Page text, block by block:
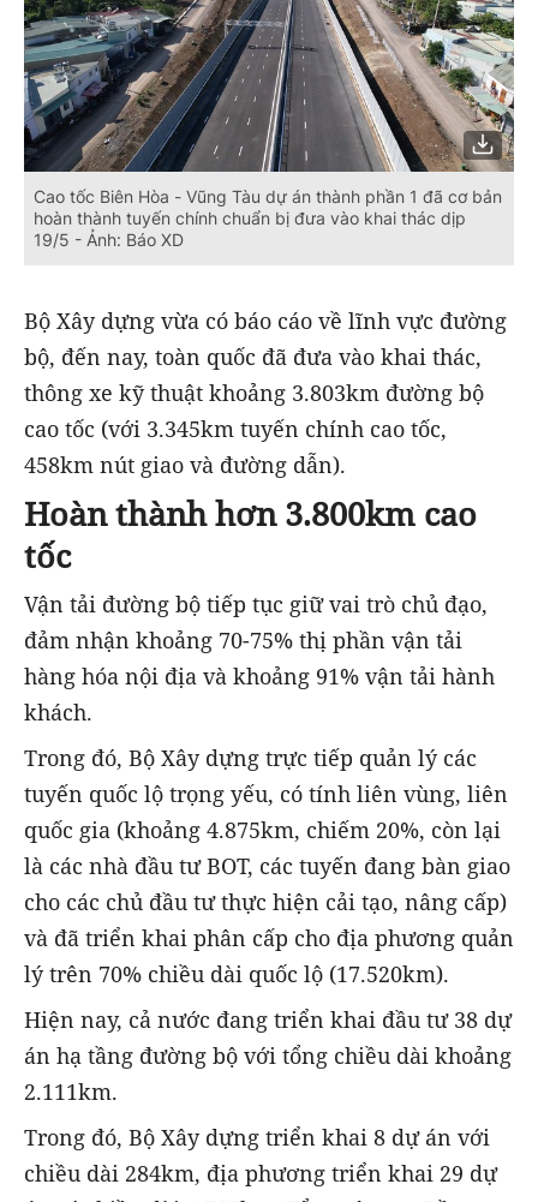
Cao tốc Biên Hòa - Vũng Tàu dự án thành phần 1 đã cơ bản
hoàn thành tuyến chính chuẩn bị đưa vào khai thác dịp
19/5 - Ảnh: Báo XD
Bộ Xây dựng vừa có báo cáo về lĩnh vực đường
bộ, đến nay, toàn quốc đã đưa vào khai thác,
thông xe kỹ thuật khoảng 3.803km đường bộ
cao tốc (với 3.345km tuyến chính cao tốc,
458km nút giao và đường dẫn).
Hoàn thành hơn 3.800km cao
tốc
Vận tải đường bộ tiếp tục giữ vai trò chủ đạo,
đảm nhận khoảng 70-75% thị phần vận tải
hàng hóa nội địa và khoảng 91% vận tải hành
khách.
Trong đó, Bộ Xây dựng trực tiếp quản lý các
tuyến quốc lộ trọng yếu, có tính liên vùng, liên
quốc gia (khoảng 4.875km, chiếm 20%, còn lại
là các nhà đầu tư BOT, các tuyến đang bàn giao
cho các chủ đầu tư thực hiện cải tạo, nâng cấp)
và đã triển khai phân cấp cho địa phương quản
lý trên 70% chiều dài quốc lộ (17.520km).
Hiện nay, cả nước đang triển khai đầu tư 38 dự
án hạ tầng đường bộ với tổng chiều dài khoảng
2.111km.
Trong đó, Bộ Xây dựng triển khai 8 dự án với
chiều dài 284km, địa phương triển khai 29 dự